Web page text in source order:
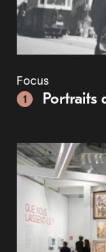
Focus
1
Portraits